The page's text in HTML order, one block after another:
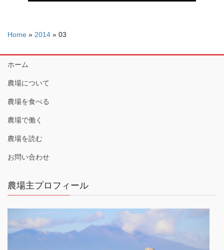
Home » 2014 » 03
ホーム
農場について
農場を食べる
農場で働く
農場を読む
お問い合わせ
農場主プロフィール